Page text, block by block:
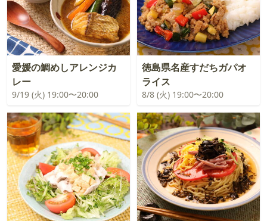
愛媛の鯛めしアレンジカ
レー
9/19 (火) 19:00〜20:00
徳島県名産すだちガパオ
ライス
8/8 (火) 19:00〜20:00